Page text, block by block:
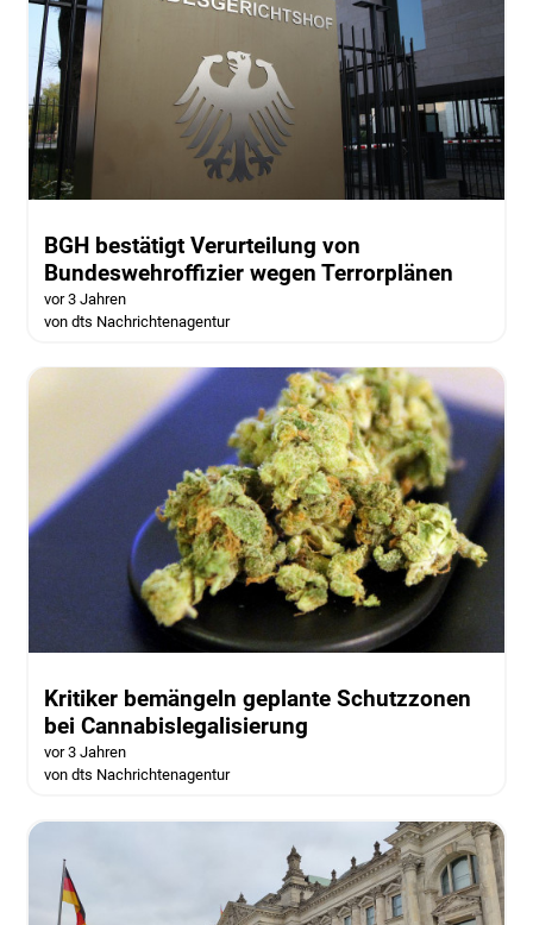
BGH bestätigt Verurteilung von
Bundeswehroffizier wegen Terrorplänen
vor 3 Jahren
von dts Nachrichtenagentur
Kritiker bemängeln geplante Schutzzonen
bei Cannabislegalisierung
vor 3 Jahren
von dts Nachrichtenagentur